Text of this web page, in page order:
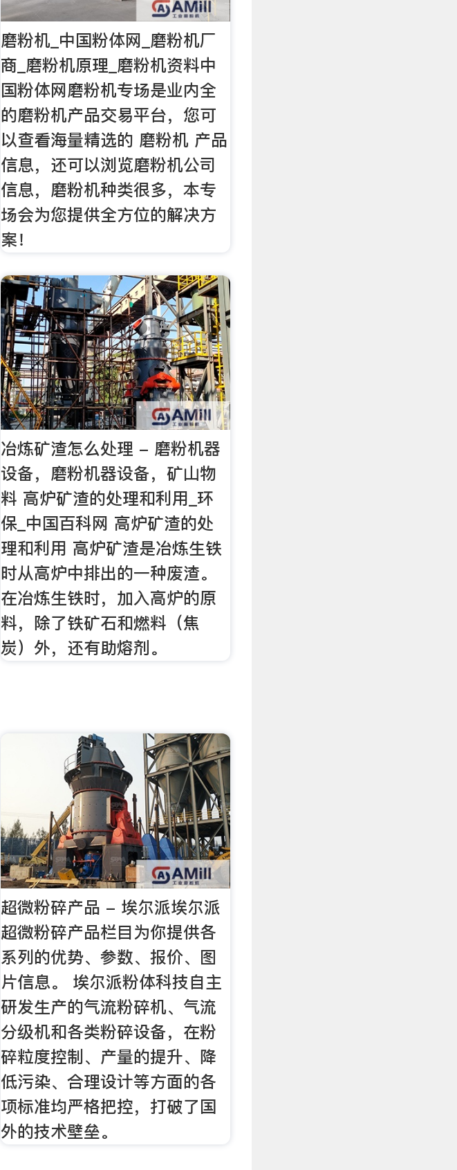
磨粉机_中国粉体网_磨粉机厂
商_磨粉机原理_磨粉机资料中
国粉体网磨粉机专场是业内全
的磨粉机产品交易平台，您可
以查看海量精选的 磨粉机 产品
信息，还可以浏览磨粉机公司
信息，磨粉机种类很多，本专
场会为您提供全方位的解决方
案！
冶炼矿渣怎么处理 - 磨粉机器
设备，磨粉机器设备，矿山物
料 高炉矿渣的处理和利用_环
保_中国百科网 高炉矿渣的处
理和利用 高炉矿渣是冶炼生铁
时从高炉中排出的一种废渣。
在冶炼生铁时，加入高炉的原
料，除了铁矿石和燃料（焦
炭）外，还有助熔剂。
超微粉碎产品 - 埃尔派埃尔派
超微粉碎产品栏目为你提供各
系列的优势、参数、报价、图
片信息。 埃尔派粉体科技自主
研发生产的气流粉碎机、气流
分级机和各类粉碎设备，在粉
碎粒度控制、产量的提升、降
低污染、合理设计等方面的各
项标准均严格把控，打破了国
外的技术壁垒。